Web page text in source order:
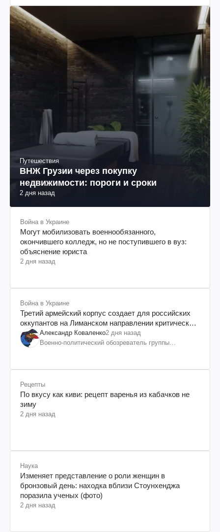
Путешествия
ВНЖ Грузии через покупку
недвижимости: пороги и сроки
2 дня назад
Война в Украине
Могут мобилизовать военнообязанного,
окончившего колледж, но не поступившего в вуз:
объяснение юриста
2 дня назад
Война в Украине
Третий армейский корпус создает для российских
оккупантов на Лиманском направлении критический
дискомфорт: как это удалось
Александр Коваленко2 дня назад
Военно-политический обозреватель группы
Рецепты
По вкусу как киви: рецепт варенья из кабачков не
зиму
2 дня назад
Наука
Изменяет представление о роли женщин в
бронзовый день: находка вблизи Стоунхенджа
поразила ученых (фото)
2 дня назад